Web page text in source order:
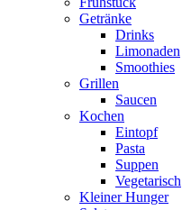
Getränke
Drinks
Limonaden
Smoothies
Grillen
Saucen
Kochen
Eintopf
Pasta
Suppen
Vegetarisch
Kleiner Hunger